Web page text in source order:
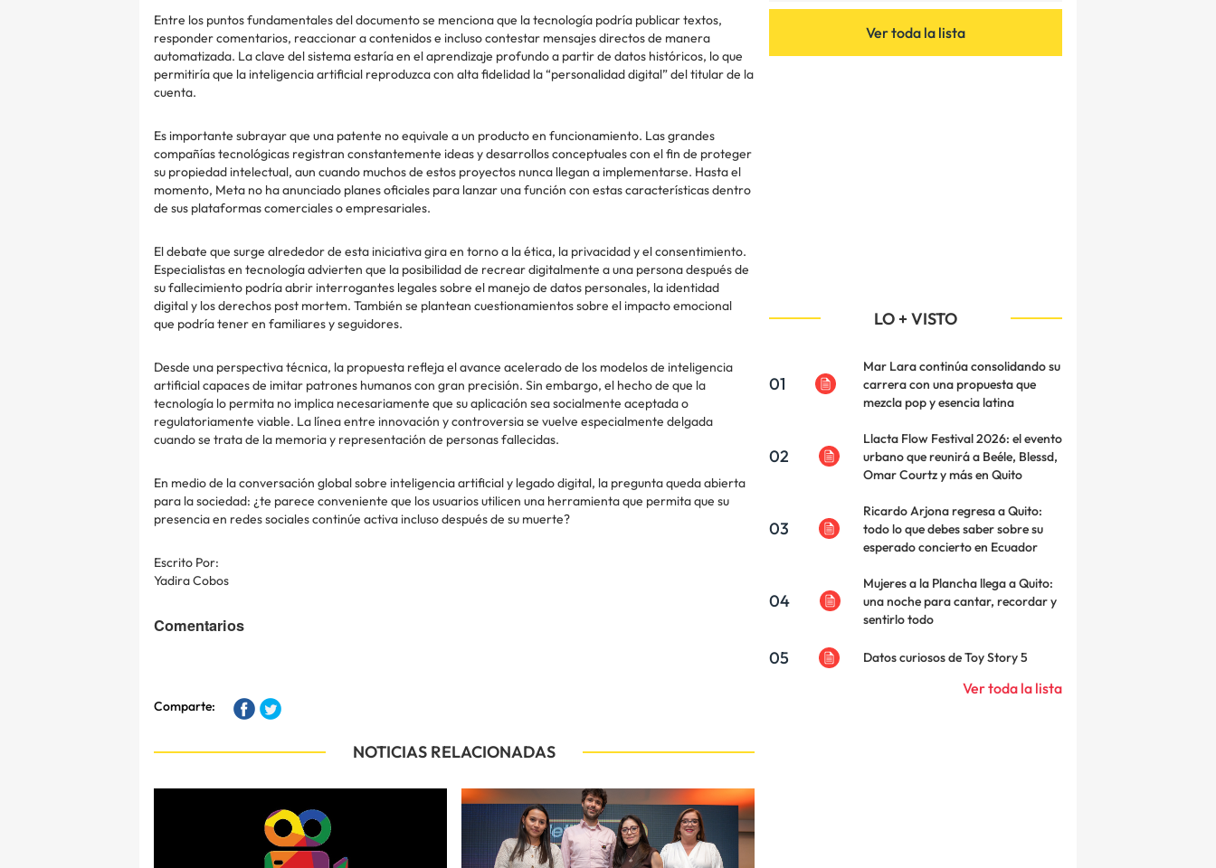
Entre los puntos fundamentales del documento se menciona que la tecnología podría publicar textos,
responder comentarios, reaccionar a contenidos e incluso contestar mensajes directos de manera
automatizada. La clave del sistema estaría en el aprendizaje profundo a partir de datos históricos, lo que
permitiría que la inteligencia artificial reproduzca con alta fidelidad la “personalidad digital” del titular de la
cuenta.
Es importante subrayar que una patente no equivale a un producto en funcionamiento. Las grandes
compañías tecnológicas registran constantemente ideas y desarrollos conceptuales con el fin de proteger
su propiedad intelectual, aun cuando muchos de estos proyectos nunca llegan a implementarse. Hasta el
momento, Meta no ha anunciado planes oficiales para lanzar una función con estas características dentro
de sus plataformas comerciales o empresariales.
El debate que surge alrededor de esta iniciativa gira en torno a la ética, la privacidad y el consentimiento.
Especialistas en tecnología advierten que la posibilidad de recrear digitalmente a una persona después de
su fallecimiento podría abrir interrogantes legales sobre el manejo de datos personales, la identidad
digital y los derechos post mortem. También se plantean cuestionamientos sobre el impacto emocional
que podría tener en familiares y seguidores.
Desde una perspectiva técnica, la propuesta refleja el avance acelerado de los modelos de inteligencia
artificial capaces de imitar patrones humanos con gran precisión. Sin embargo, el hecho de que la
tecnología lo permita no implica necesariamente que su aplicación sea socialmente aceptada o
regulatoriamente viable. La línea entre innovación y controversia se vuelve especialmente delgada
cuando se trata de la memoria y representación de personas fallecidas.
En medio de la conversación global sobre inteligencia artificial y legado digital, la pregunta queda abierta
para la sociedad: ¿te parece conveniente que los usuarios utilicen una herramienta que permita que su
presencia en redes sociales continúe activa incluso después de su muerte?
Escrito Por:
Yadira Cobos
Comentarios
Comparte:
NOTICIAS RELACIONADAS
Ver toda la lista
LO + VISTO
01
Mar Lara continúa consolidando su
carrera con una propuesta que
mezcla pop y esencia latina
02
Llacta Flow Festival 2026: el evento
urbano que reunirá a Beéle, Blessd,
Omar Courtz y más en Quito
03
Ricardo Arjona regresa a Quito:
todo lo que debes saber sobre su
esperado concierto en Ecuador
04
Mujeres a la Plancha llega a Quito:
una noche para cantar, recordar y
sentirlo todo
05 Datos curiosos de Toy Story 5
Ver toda la lista